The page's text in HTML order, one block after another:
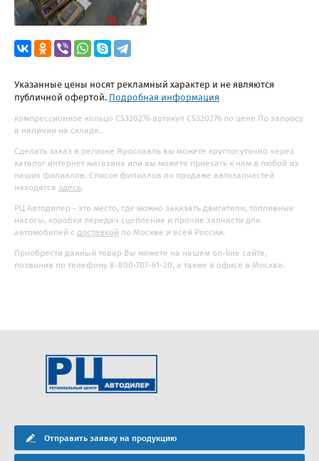
Указанные цены носят рекламный характер и не являются
публичной офертой. Подробная информация
компрессионное кольцо С5320276 артикул С5320276 по цене По запросу
в наличии на складе.
Сделать заказ в регионе Ярославль вы можете круглосуточно через
каталог интернет магазина или вы можете приехать к нам в любой из
наших филиалов. Список филиалов по продаже автозапчастей
находятся здесь.
РЦ Автодилер - это место, где можно заказать двигатели, топливные
насосы, коробки передач сцепление и прочие запчасти для
автомобилей с доставкой по Москве и всей России.
Приобрести данный товар Вы можете на нашем on-line сайте,
позвонив по телефону 8-800-707-61-20, а также в офисе в Москве.
Отправить заявку на продукцию